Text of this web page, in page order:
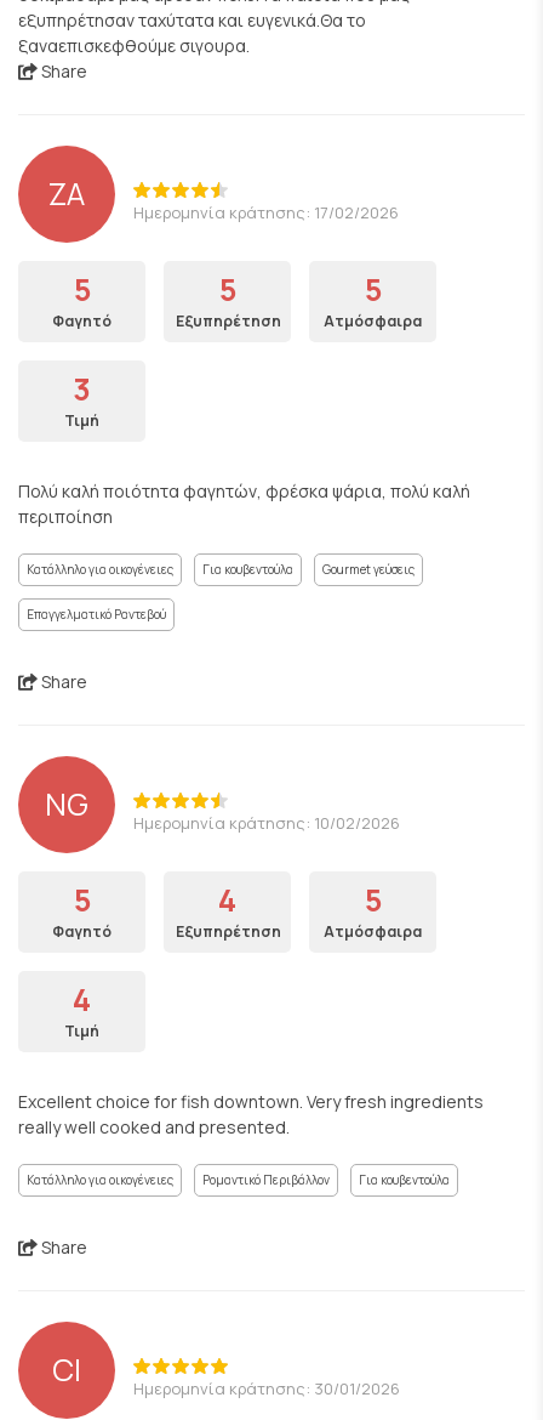
εξυπηρέτησαν ταχύτατα και ευγενικά.Θα το
ξαναεπισκεφθούμε σιγουρα.
Share
ZA Ημερομηνία κράτησης: 17/02/2026
5
Φαγητό
5
Εξυπηρέτηση
5
Ατμόσφαιρα
3
Τιμή
Πολύ καλή ποιότητα φαγητών, φρέσκα ψάρια, πολύ καλή
περιποίηση
Κατάλληλο για οικογένειες Για κουβεντούλα Gourmet γεύσεις
Επαγγελματικό Ραντεβού
Share
NG Ημερομηνία κράτησης: 10/02/2026
5
Φαγητό
4
Εξυπηρέτηση
5
Ατμόσφαιρα
4
Τιμή
Excellent choice for fish downtown. Very fresh ingredients
really well cooked and presented.
Κατάλληλο για οικογένειες Ρομαντικό Περιβάλλον Για κουβεντούλα
Share
CI Ημερομηνία κράτησης: 30/01/2026